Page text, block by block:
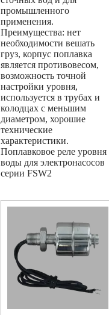
промышленного
применения.
Преимущества: нет
необходимости вешать
груз, корпус поплавка
является противовесом,
возможность точной
настройки уровня,
используется в трубах и
колодцах с меньшим
диаметром, хорошие
технические
характеристики.
Поплавковое реле уровня
воды для электронасосов
серии FSW2